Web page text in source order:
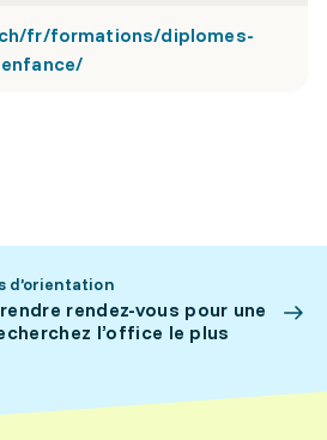
fr/formations/diplomes-
d’orientation
rendez-vous pour une
l’office le plus